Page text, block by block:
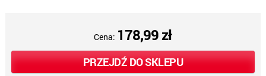
Cena: 178,99 zł
PRZEJDŹ DO SKLEPU